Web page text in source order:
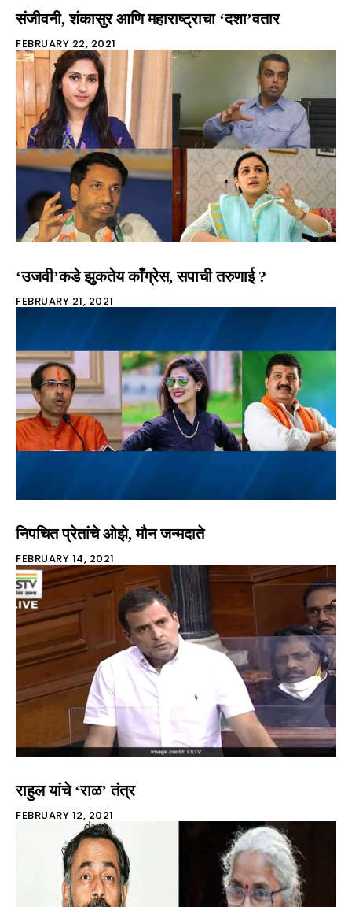
संजीवनी, शंकासुर आणि महाराष्ट्राचा ‘दशा’वतार
FEBRUARY 22, 2021
‘उजवी’कडे झुकतेय काँग्रेस, सपाची तरुणाई ?
FEBRUARY 21, 2021
निपचित प्रेतांचे ओझे, मौन जन्मदाते
FEBRUARY 14, 2021
राहुल यांचे ‘राळ’ तंत्र
FEBRUARY 12, 2021